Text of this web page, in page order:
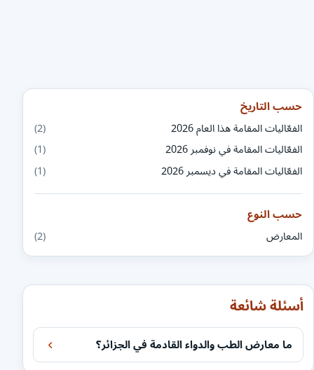
حسب التاريخ
الفعّاليات المقامة هذا العام 2026
(2)
الفعّاليات المقامة في نوفمبر 2026
(1)
الفعّاليات المقامة في ديسمبر 2026
(1)
حسب النوع
المعارض (2)
أسئلة شائعة
ما معارض الطب والدواء القادمة في الجزائر؟